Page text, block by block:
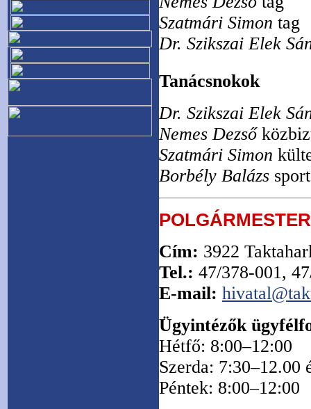
Szatmári Simon tag
Dr. Szikszai Elek
Tanácsnokok
Dr. Szikszai Elek
Nemes Dezső
Szatmári Simon
Borbély Balázs
POLGÁRME
Cím: 3922
Tel.: 47/378-001,
E-mail:
Ügyintézők
Hétfő: 8:00–12:00
Szerda: 7:30–12.00
Péntek: 8:00–12:00